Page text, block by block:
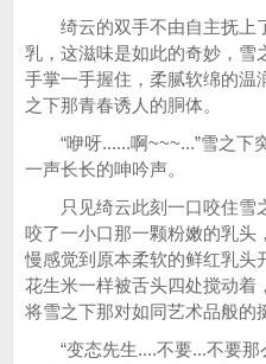
绮云的双手不由自主抚上
乳，这滋味是如此的奇妙，雪
手掌一手握住，柔腻软绵的温
之下那青春诱人的胴体。
“咿呀......啊~~~...”雪之下
一声长长的呻吟声。
只见绮云此刻一口咬住雪
咬了一小口那一颗粉嫩的乳头
慢感觉到原本柔软的鲜红乳头
花生米一样被舌头四处搅动着
将雪之下那对如同艺术品般的
“变态先生....不要...不要那